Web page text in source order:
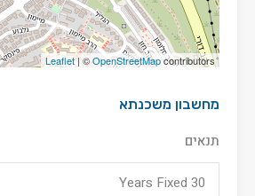
Leaflet| ©OpenStreetMapcontributors
מחשבון משכנתא
תנאים
30 Years Fixed